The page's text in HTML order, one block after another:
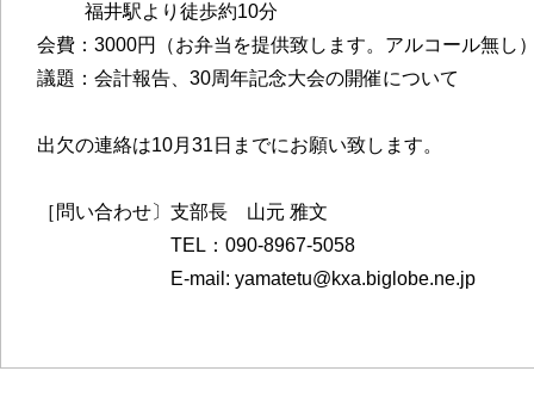
福井駅より徒歩約10分
会費：3000円（お弁当を提供致します。アルコール無し
議題：会計報告、30周年記念大会の開催について
出欠の連絡は10月31日までにお願い致します。
［問い合わせ〕支部長 山元 雅文
TEL：090-8967-5058
E-mail: yamatetu@kxa.biglobe.ne.jp